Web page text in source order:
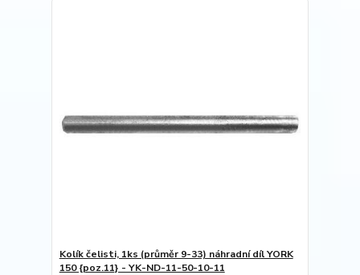
Kolík čelisti, 1ks (průměr 9-33) náhradní díl YORK
150 {poz.11} - YK-ND-11-50-10-11